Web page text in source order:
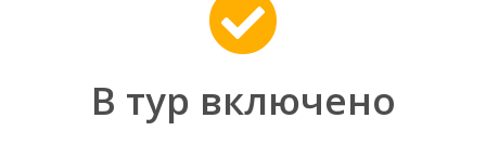
В тур включено